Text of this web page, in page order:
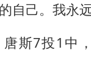
自己。我永
斯7投1中